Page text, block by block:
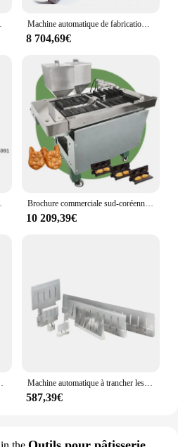
Orge, Maïs Machine automatique de fabrication de gâteaux de riz soufflés
8 704,69€
à vendre Brochure commerciale sud-coréenne, gaz automatique, Moshi Deli, crème anglaise Manjoo, moule à poisson Delimanjoo, gâteau du Mozambique, machine Taiyaki
10 209,39€
de gâteaux de riz Machine automatique à trancher les aliments, couteau à découper, lame pour couper les gâteaux et le fromage, pendant le temps, 1918
587,39€